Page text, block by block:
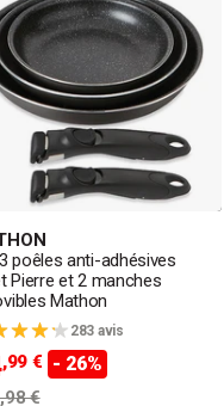
poêles anti-adhésives
Pierre et 2 manches
Mathon
283 avis
,99 € - 26%
€